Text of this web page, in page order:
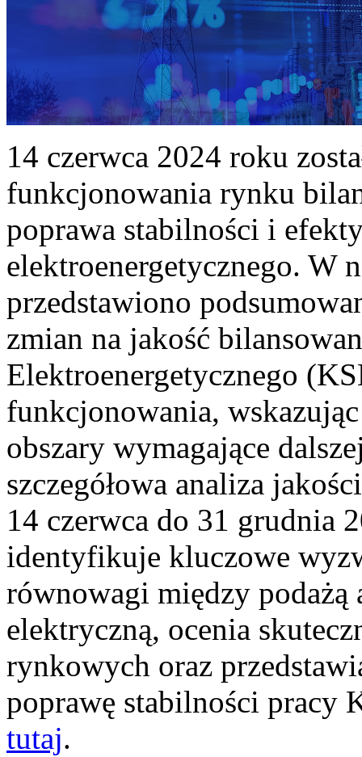
14 czerwca 2024 roku
funkcjonowania rynku
poprawa stabilności i
elektroenergetycznego. W
przedstawiono
zmian na jakość
Elektroenergetycznego
funkcjonowania,
obszary wymagające
szczegółowa analiza
14 czerwca do 31 grudnia
identyfikuje kluczowe
równowagi między podażą
elektryczną, ocenia
rynkowych oraz
poprawę stabilności pracy
tutaj.